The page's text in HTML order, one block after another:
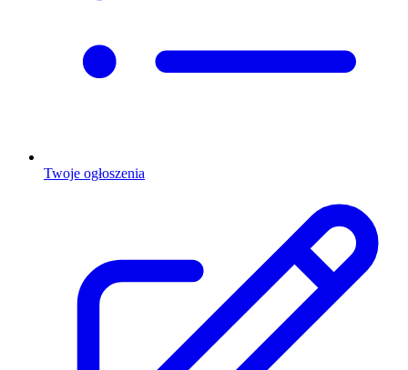
Twoje ogłoszenia